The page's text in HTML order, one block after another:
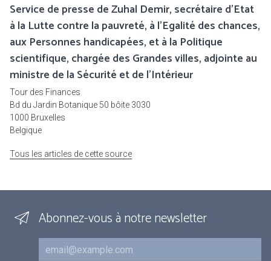
Service de presse de Zuhal Demir, secrétaire d'Etat
à la Lutte contre la pauvreté, à l'Egalité des chances,
aux Personnes handicapées, et à la Politique
scientifique, chargée des Grandes villes, adjointe au
ministre de la Sécurité et de l’Intérieur
Tour des Finances
Bd du Jardin Botanique 50 bôite 3030
1000 Bruxelles
Belgique
Tous les articles de cette source
Abonnez-vous à notre newsletter
Courriel